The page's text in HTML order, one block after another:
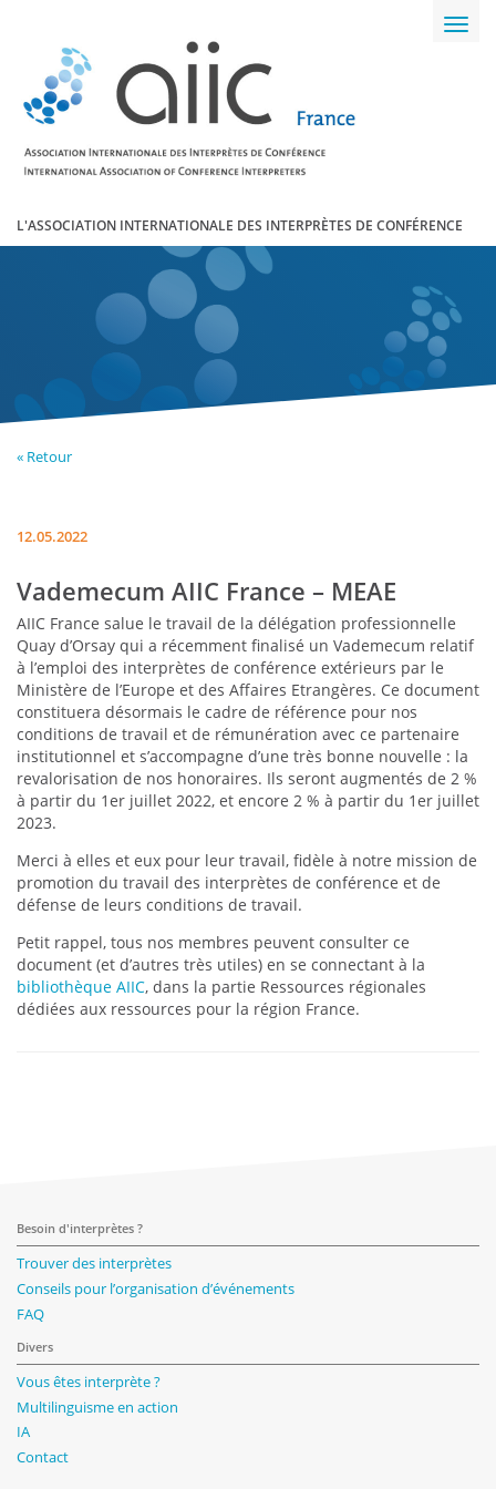
L'ASSOCIATION INTERNATIONALE DES INTERPRÈTES DE CONFÉRENCE
« Retour
12.05.2022
Vademecum AIIC France – MEAE
AIIC France salue le travail de la délégation professionnelle
Quay d’Orsay qui a récemment finalisé un Vademecum relatif
à l’emploi des interprètes de conférence extérieurs par le
Ministère de l’Europe et des Affaires Etrangères. Ce document
constituera désormais le cadre de référence pour nos
conditions de travail et de rémunération avec ce partenaire
institutionnel et s’accompagne d’une très bonne nouvelle : la
revalorisation de nos honoraires. Ils seront augmentés de 2 %
à partir du 1er juillet 2022, et encore 2 % à partir du 1er juillet
2023.
Merci à elles et eux pour leur travail, fidèle à notre mission de
promotion du travail des interprètes de conférence et de
défense de leurs conditions de travail.
Petit rappel, tous nos membres peuvent consulter ce
document (et d’autres très utiles) en se connectant à la
bibliothèque AIIC, dans la partie Ressources régionales
dédiées aux ressources pour la région France.
Besoin d'interprètes ?
Trouver des interprètes
Conseils pour l’organisation d’événements
FAQ
Divers
Vous êtes interprète ?
Multilinguisme en action
IA
Contact